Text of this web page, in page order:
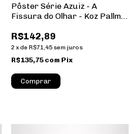
Pôster Série Azuiz - A
Fissura do Olhar - Koz Pallma
Sem Moldura
R$142,89
2 x de R$71,45 sem juros
R$135,75 com Pix
Comprar